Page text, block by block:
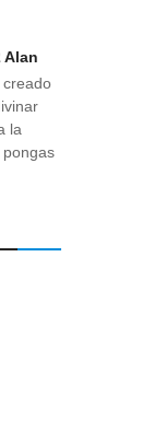
Alan
creado
la